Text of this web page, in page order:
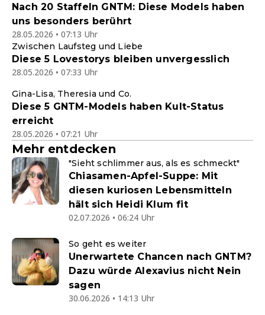
Nach 20 Staffeln GNTM: Diese Models haben
uns besonders berührt
28.05.2026 • 07:13 Uhr
Zwischen Laufsteg und Liebe
Diese 5 Lovestorys bleiben unvergesslich
28.05.2026 • 07:33 Uhr
Gina-Lisa, Theresia und Co.
Diese 5 GNTM-Models haben Kult-Status
erreicht
28.05.2026 • 07:21 Uhr
Mehr entdecken
"Sieht schlimmer aus, als es schmeckt"
Chiasamen-Apfel-Suppe: Mit
diesen kuriosen Lebensmitteln
hält sich Heidi Klum fit
02.07.2026 • 06:24 Uhr
So geht es weiter
Unerwartete Chancen nach GNTM?
Dazu würde Alexavius nicht Nein
sagen
30.06.2026 • 14:13 Uhr